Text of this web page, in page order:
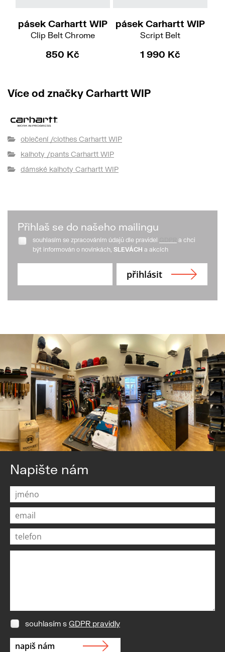
pásek Carhartt WIP
Clip Belt Chrome
850 Kč
pásek Carhartt WIP
Script Belt
1 990 Kč
Více od značky Carhartt WIP
oblečení /clothes Carhartt WIP
kalhoty /pants Carhartt WIP
dámské kalhoty Carhartt WIP
Přihlaš se do našeho mailingu
souhlasím se zpracováním údajů dle pravidel
a chci
být informován o novinkách, SLEVÁCH a akcích
Napište nám
souhlasím s GDPR pravidly